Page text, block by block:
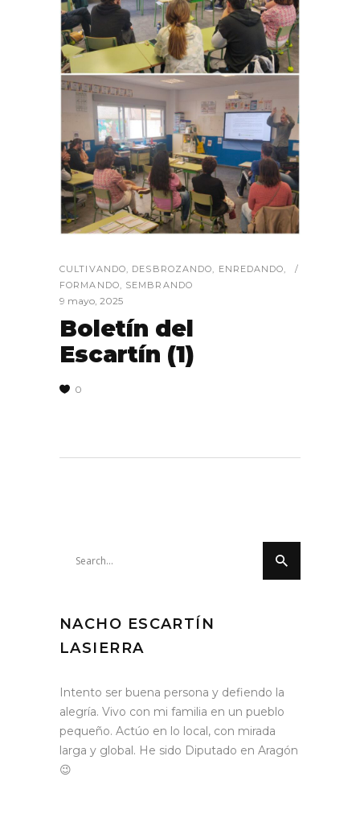
CULTIVANDO, DESBROZANDO, ENREDANDO,
FORMANDO, SEMBRANDO
9 mayo, 2025
Boletín del
Escartín (1)
0
NACHO ESCARTÍN
LASIERRA
Intento ser buena persona y defiendo la
alegría. Vivo con mi familia en un pueblo
pequeño. Actúo en lo local, con mirada
larga y global. He sido Diputado en Aragón
😉